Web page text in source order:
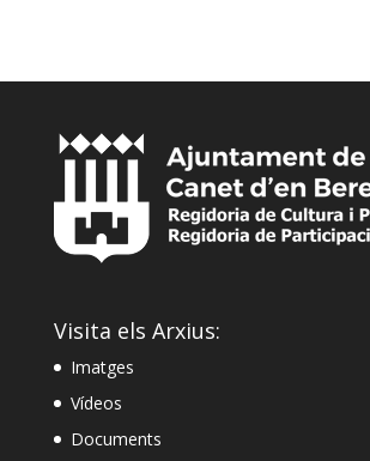
Visita els Arxius:
Imatges
Vídeos
Documents